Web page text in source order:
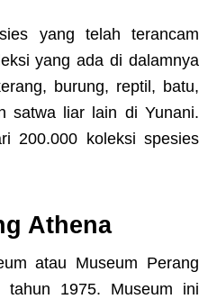
yang telah terancam
yang ada di dalamnya
burung, reptil, batu,
satwa liar lain di Yunani.
200.000 koleksi spesies
Athena
atau Museum Perang
tahun 1975. Museum ini